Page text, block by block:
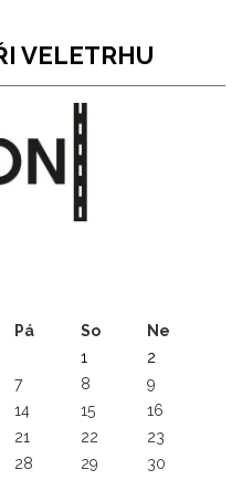
VELETRHU
Pá So
Ne
1
2
7 8
9
14 15
16
21 22
23
28 29
30